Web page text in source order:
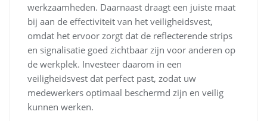
werkzaamheden. Daarnaast draagt een juiste maat
bij aan de effectiviteit van het veiligheidsvest,
omdat het ervoor zorgt dat de reflecterende strips
en signalisatie goed zichtbaar zijn voor anderen op
de werkplek. Investeer daarom in een
veiligheidsvest dat perfect past, zodat uw
medewerkers optimaal beschermd zijn en veilig
kunnen werken.